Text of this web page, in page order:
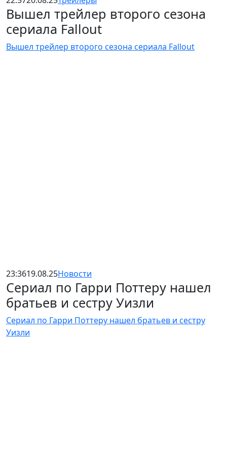
Вышел трейлер второго сезона
сериала Fallout
Вышел трейлер второго сезона сериала Fallout
23:3619.08.25Новости
Сериал по Гарри Поттеру нашел
братьев и сестру Уизли
Сериал по Гарри Поттеру нашел братьев и сестру
Уизли